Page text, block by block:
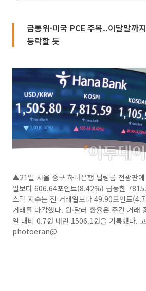
금통위·미국 PCE 주목..이달말까
등락할 듯
▲21일 서울 중구 하나은행 딜링룸 전광판
일보다 606.64포인트(8.42%) 급등한
스닥 지수는 전 거래일보다 49.90포인트
거래를 마감했다. 원·달러 환율은 주간 거래
일 대비 0.7원 내린 1506.1원을 기록했다.
photoeran@